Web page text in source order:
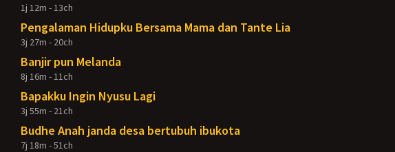
1j 12m - 13ch
Pengalaman Hidupku Bersama Mama dan Tante Lia
3j 27m - 20ch
Banjir pun Melanda
8j 16m - 11ch
Bapakku Ingin Nyusu Lagi
3j 55m - 21ch
Budhe Anah janda desa bertubuh ibukota
7j 18m - 51ch